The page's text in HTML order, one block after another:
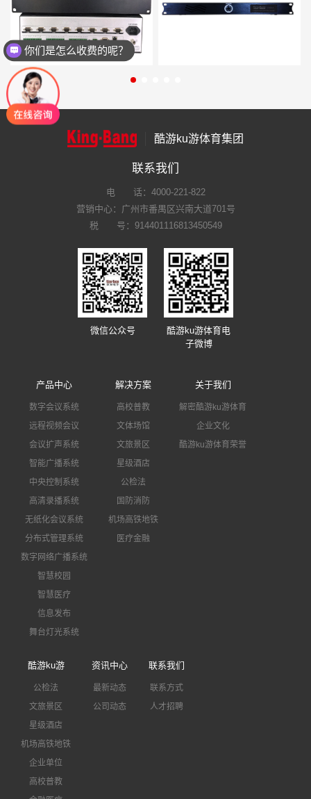
酷游ku游体育集团
联系我们
电 话： 4000-221-822
营销中心：广州市番禺区兴南大道701号
税 号：914401116813450549
微信公众号
酷游ku游体育电
子微博
产品中心
数字会议系统
远程视频会议
会议扩声系统
智能广播系统
中央控制系统
高清录播系统
无纸化会议系统
分布式管理系统
数字网络广播系统
智慧校园
智慧医疗
信息发布
舞台灯光系统
解决方案
高校普教
文体场馆
文旅景区
星级酒店
公检法
国防消防
机场高铁地铁
医疗金融
关于我们
解密酷游ku游体育
企业文化
酷游ku游体育荣誉
酷游ku游
公检法
文旅景区
星级酒店
机场高铁地铁
企业单位
高校普教
资讯中心
最新动态
公司动态
联系我们
联系方式
人才招聘
你们是怎么收费的呢？